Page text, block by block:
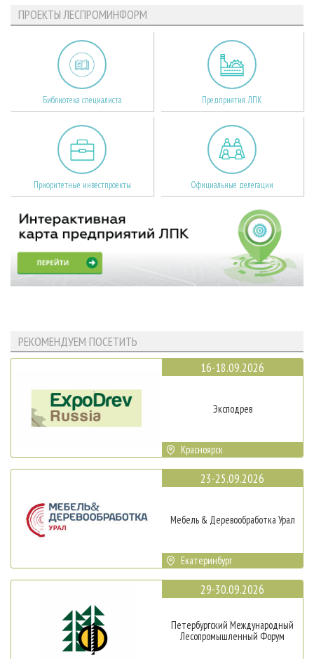
ПРОЕКТЫ ЛЕСПРОМИНФОРМ
Библиотека специалиста Предприятия ЛПК
Приоритетные инвестпроекты Официальные делегации
РЕКОМЕНДУЕМ ПОСЕТИТЬ
16-18.09.2026
Эксподрев
Красноярск
23-25.09.2026
Мебель & Деревообработка Урал
Екатеринбург
29-30.09.2026
Петербургский Международный
Лесопромышленный Форум